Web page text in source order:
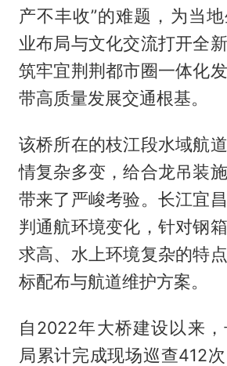
产不丰收”的难题，为当
业布局与文化交流打开全
筑牢宜荆荆都市圈一体化
带高质量发展交通根基。
该桥所在的枝江段水域航
情复杂多变，给合龙吊装
带来了严峻考验。长江宜
判通航环境变化，针对钢
求高、水上环境复杂的特
标配布与航道维护方案。
自2022年大桥建设以来
局累计完成现场巡查412